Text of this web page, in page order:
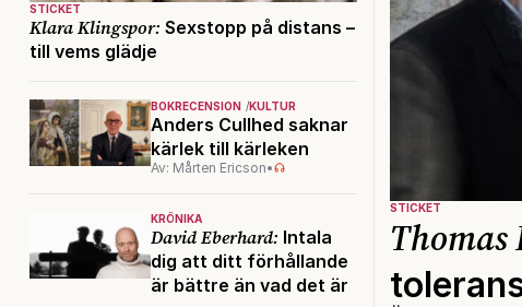
STICKET
Klara Klingspor: Sexstopp på distans –
till vems glädje
BOKRECENSION KULTUR
Anders Cullhed saknar
kärlek till kärleken
Av: Mårten Ericson•
KRÖNIKA
David Eberhard: Intala
dig att ditt förhållande
är bättre än vad det är
STICKET
Thomas